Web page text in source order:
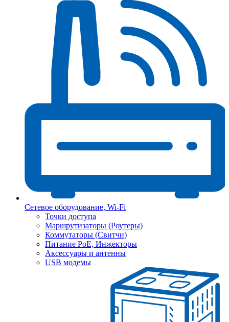
Сетевое оборудование, Wi-Fi
Точки доступа
Маршрутизаторы (Роутеры)
Коммутаторы (Свитчи)
Питание PoE, Инжекторы
Аксессуары и антенны
USB модемы